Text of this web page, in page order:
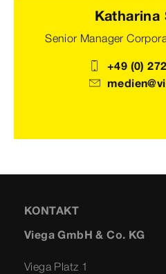
Katharina
Senior Manager
+49 (0)
KONTAKT
Viega GmbH & Co. KG
Viega Platz 1